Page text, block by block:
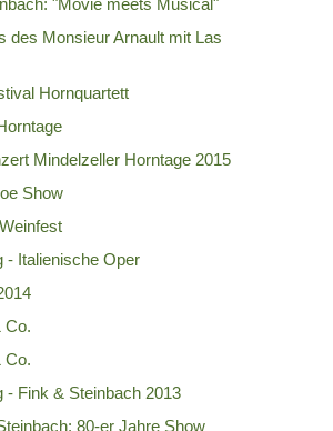
"Movie meets Musical"
des Monsieur Arnault mit Las
Hornquartett
Mindelzeller Horntage 2015
Show
- Italienische Oper
Co.
Co.
- Fink & Steinbach 2013
80-er Jahre Show